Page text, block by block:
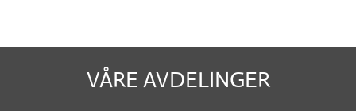
VÅRE AVDELINGER